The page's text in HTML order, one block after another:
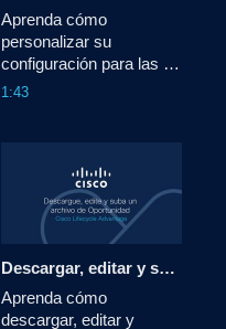
Aprenda cómo
personalizar su
configuración para las
diferentes fases del ciclo
1:43
Descargar, editar y subir una oportunidad - Cisco Lifecycle Advantage
Aprenda cómo
descargar, editar y